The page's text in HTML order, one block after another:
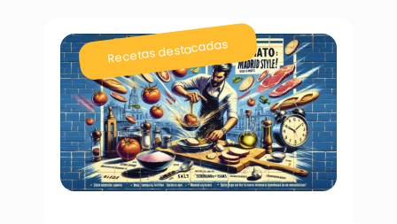
Recetas destacadas